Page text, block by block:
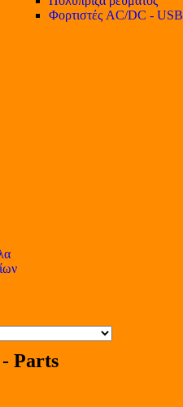
Φορτιστές AC/DC - USB
Parts